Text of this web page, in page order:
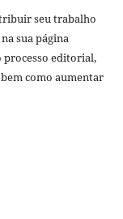
seu trabalho
sua página
processo editorial,
como aumentar